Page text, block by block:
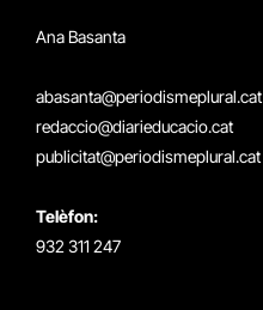
Ana Basanta
abasanta@periodismeplural.cat
redaccio@diarieducacio.cat
publicitat@periodismeplural.cat
Telèfon:
932 311 247